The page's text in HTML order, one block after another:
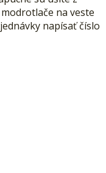
na veste
napísať číslo